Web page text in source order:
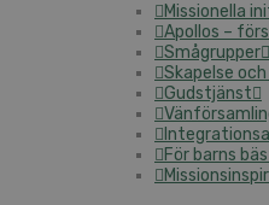
Missionella
Apollos –
Smågrupper
Skapelse
Gudstjänst
För barns